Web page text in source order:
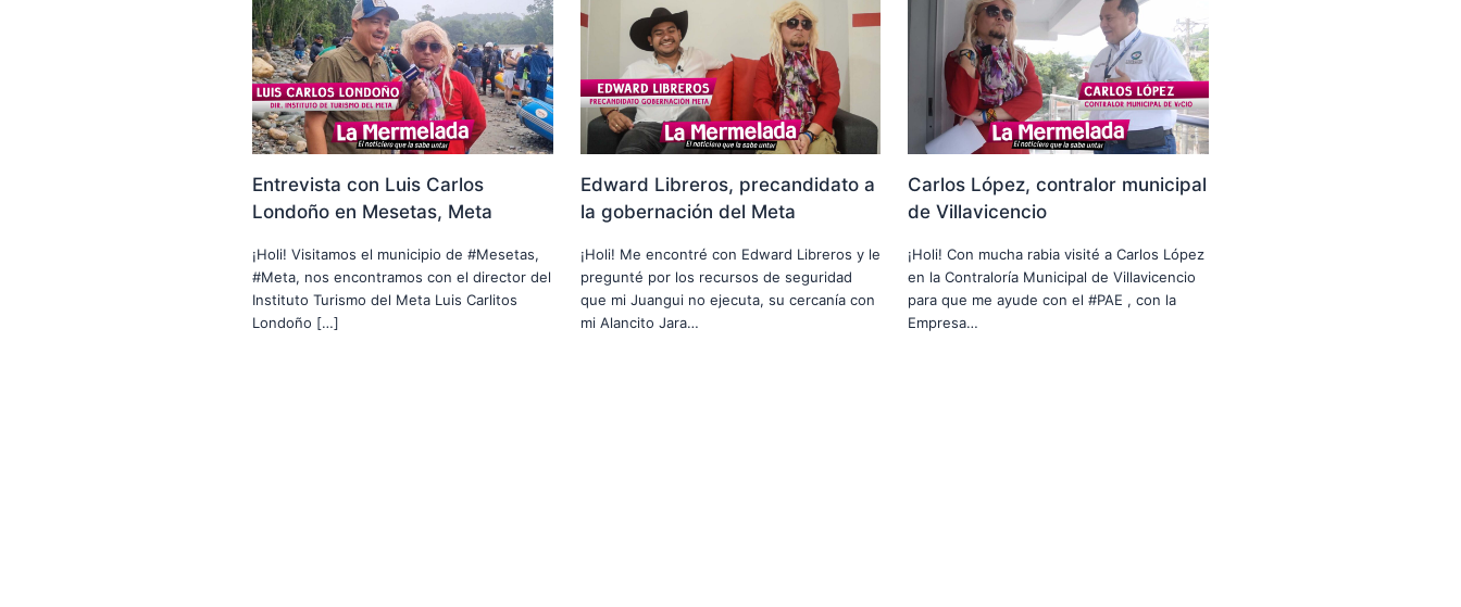
Entrevista con Luis Carlos
Londoño en Mesetas, Meta
¡Holi! Visitamos el municipio de #Mesetas,
#Meta, nos encontramos con el director del
Instituto Turismo del Meta Luis Carlitos
Londoño […]
Edward Libreros, precandidato a
la gobernación del Meta
¡Holi! Me encontré con Edward Libreros y le
pregunté por los recursos de seguridad
que mi Juangui no ejecuta, su cercanía con
mi Alancito Jara…
Carlos López, contralor municipal
de Villavicencio
¡Holi! Con mucha rabia visité a Carlos López
en la Contraloría Municipal de Villavicencio
para que me ayude con el #PAE , con la
Empresa…